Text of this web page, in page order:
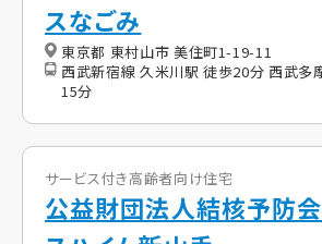
スなごみ
東京都 東村山市 美住町1-19-11
西武新宿線 久米川駅 徒歩20分 西武多
15分
サービス付き高齢者向け住宅
公益財団法人結核予防